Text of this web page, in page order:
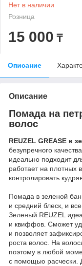
Нет в наличии
Розница
15 000 ₸
Описание
Описание
Помада на
волос
REUZEL GREASE в
безупречного
идеально подходит
работает на плотных
контролировать
Помада в зеленой
и средний блеск, и
Зеленый REUZEL
и квиффов. Сможет
и позволяет
роста волос. На
поэтому в любой
с помощью расчески.